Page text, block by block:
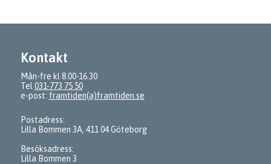
Kontakt
Mån-fre kl 8.00-16.30
Tel 031-773 75 50
e-post: framtiden(a)framtiden.se
Postadress:
Lilla Bommen 3A, 411 04 Göteborg
Besöksadress:
Lilla Bommen 3